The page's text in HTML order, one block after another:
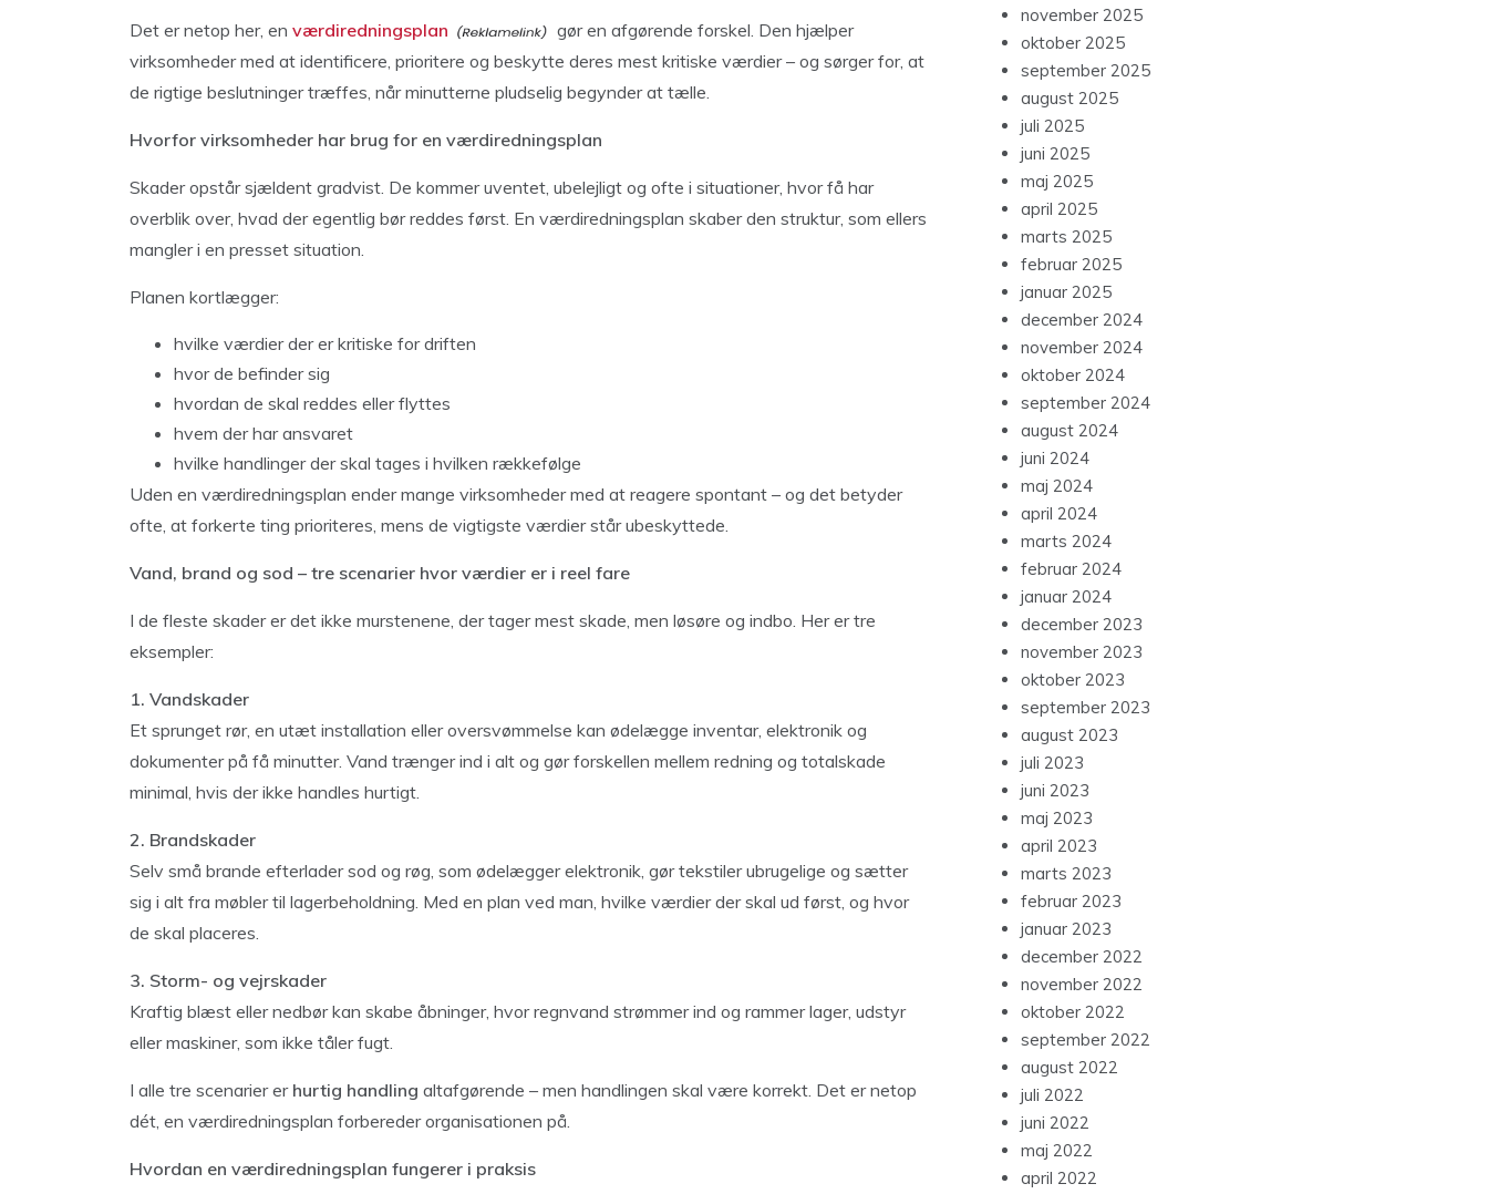
Det er netop her, en værdiredningsplan
gør en afgørende forskel. Den hjælper
virksomheder med at identificere, prioritere og beskytte deres mest kritiske værdier – og sørger for, at
de rigtige beslutninger træffes, når minutterne pludselig begynder at tælle.
Hvorfor virksomheder har brug for en værdiredningsplan
Skader opstår sjældent gradvist. De kommer uventet, ubelejligt og ofte i situationer, hvor få har
overblik over, hvad der egentlig bør reddes først. En værdiredningsplan skaber den struktur, som ellers
mangler i en presset situation.
Planen kortlægger:
hvilke værdier der er kritiske for driften
hvor de befinder sig
hvordan de skal reddes eller flyttes
hvem der har ansvaret
hvilke handlinger der skal tages i hvilken rækkefølge
Uden en værdiredningsplan ender mange virksomheder med at reagere spontant – og det betyder
ofte, at forkerte ting prioriteres, mens de vigtigste værdier står ubeskyttede.
Vand, brand og sod – tre scenarier hvor værdier er i reel fare
I de fleste skader er det ikke murstenene, der tager mest skade, men løsøre og indbo. Her er tre
eksempler:
1. Vandskader
Et sprunget rør, en utæt installation eller oversvømmelse kan ødelægge inventar, elektronik og
dokumenter på få minutter. Vand trænger ind i alt og gør forskellen mellem redning og totalskade
minimal, hvis der ikke handles hurtigt.
2. Brandskader
Selv små brande efterlader sod og røg, som ødelægger elektronik, gør tekstiler ubrugelige og sætter
sig i alt fra møbler til lagerbeholdning. Med en plan ved man, hvilke værdier der skal ud først, og hvor
de skal placeres.
3. Storm- og vejrskader
Kraftig blæst eller nedbør kan skabe åbninger, hvor regnvand strømmer ind og rammer lager, udstyr
eller maskiner, som ikke tåler fugt.
I alle tre scenarier er hurtig handling altafgørende – men handlingen skal være korrekt. Det er netop
dét, en værdiredningsplan forbereder organisationen på.
Hvordan en værdiredningsplan fungerer i praksis
november 2025
oktober 2025
september 2025
august 2025
juli 2025
juni 2025
maj 2025
april 2025
marts 2025
februar 2025
januar 2025
december 2024
november 2024
oktober 2024
september 2024
august 2024
juni 2024
maj 2024
april 2024
marts 2024
februar 2024
januar 2024
december 2023
november 2023
oktober 2023
september 2023
august 2023
juli 2023
juni 2023
maj 2023
april 2023
marts 2023
februar 2023
januar 2023
december 2022
november 2022
oktober 2022
september 2022
august 2022
juli 2022
juni 2022
maj 2022
april 2022